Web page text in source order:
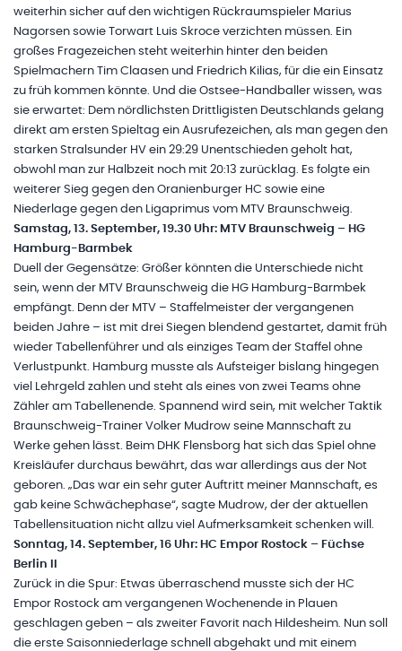
weiterhin sicher auf den wichtigen Rückraumspieler Marius
Nagorsen sowie Torwart Luis Skroce verzichten müssen. Ein
großes Fragezeichen steht weiterhin hinter den beiden
Spielmachern Tim Claasen und Friedrich Kilias, für die ein Einsatz
zu früh kommen könnte. Und die Ostsee-Handballer wissen, was
sie erwartet: Dem nördlichsten Drittligisten Deutschlands gelang
direkt am ersten Spieltag ein Ausrufezeichen, als man gegen den
starken Stralsunder HV ein 29:29 Unentschieden geholt hat,
obwohl man zur Halbzeit noch mit 20:13 zurücklag. Es folgte ein
weiterer Sieg gegen den Oranienburger HC sowie eine
Niederlage gegen den Ligaprimus vom MTV Braunschweig.
Samstag, 13. September, 19.30 Uhr: MTV Braunschweig – HG
Hamburg-Barmbek
Duell der Gegensätze: Größer könnten die Unterschiede nicht
sein, wenn der MTV Braunschweig die HG Hamburg-Barmbek
empfängt. Denn der MTV – Staffelmeister der vergangenen
beiden Jahre – ist mit drei Siegen blendend gestartet, damit früh
wieder Tabellenführer und als einziges Team der Staffel ohne
Verlustpunkt. Hamburg musste als Aufsteiger bislang hingegen
viel Lehrgeld zahlen und steht als eines von zwei Teams ohne
Zähler am Tabellenende. Spannend wird sein, mit welcher Taktik
Braunschweig-Trainer Volker Mudrow seine Mannschaft zu
Werke gehen lässt. Beim DHK Flensborg hat sich das Spiel ohne
Kreisläufer durchaus bewährt, das war allerdings aus der Not
geboren. „Das war ein sehr guter Auftritt meiner Mannschaft, es
gab keine Schwächephase“, sagte Mudrow, der der aktuellen
Tabellensituation nicht allzu viel Aufmerksamkeit schenken will.
Sonntag, 14. September, 16 Uhr: HC Empor Rostock – Füchse
Berlin II
Zurück in die Spur: Etwas überraschend musste sich der HC
Empor Rostock am vergangenen Wochenende in Plauen
geschlagen geben – als zweiter Favorit nach Hildesheim. Nun soll
die erste Saisonniederlage schnell abgehakt und mit einem